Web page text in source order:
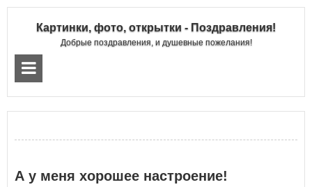
Картинки, фото, открытки - Поздравления!
Добрые поздравления, и душевные пожелания!
А у меня хорошее настроение!